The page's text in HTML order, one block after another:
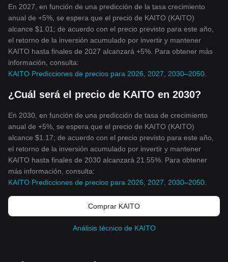
En 2027, en función de una predicción de la tasa crecimiento
anual de +5%, se espera que el precio de KAITO (KAITO)
alcance $1.01; de acuerdo con el precio previsto para este año,
el retorno de la inversión acumulado por invertir y mantener
KAITO hasta finales de 2027 alcanzará +5%. Para obtener más
información, consulta:
KAITO Predicciones de precios para 2026, 2027, 2030–2050
¿Cuál será el precio de KAITO en 2030?
En 2030, en función de una predicción de tasa de crecimiento
anual de +5%, se espera que el precio de KAITO (KAITO)
alcance $1.17; de acuerdo con el precio previsto para este año,
el retorno de la inversión acumulado por invertir y mantener
KAITO hasta finales de 2030 alcanzará 21.55%. Para obtener
más información, consulta:
KAITO Predicciones de precios para 2026, 2027, 2030–2050
Comprar KAITO
Análisis técnico de KAITO